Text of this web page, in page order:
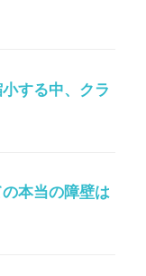
する中、クラ
本当の障壁は